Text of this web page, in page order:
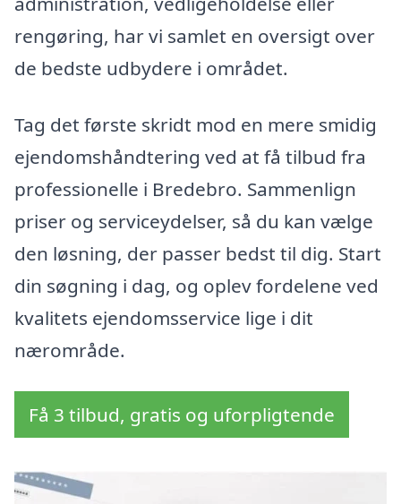
rengøring, har vi samlet en oversigt over
de bedste udbydere i området.
Tag det første skridt mod en mere smidig
ejendomshåndtering ved at få tilbud fra
professionelle i Bredebro. Sammenlign
priser og serviceydelser, så du kan vælge
den løsning, der passer bedst til dig. Start
din søgning i dag, og oplev fordelene ved
kvalitets ejendomsservice lige i dit
nærområde.
Få 3 tilbud, gratis og uforpligtende